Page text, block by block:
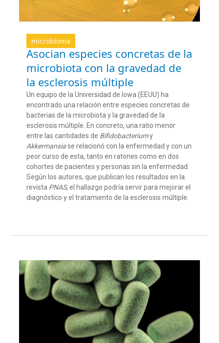
microbioma
Asocian especies concretas de la
microbiota con la gravedad de
la esclerosis múltiple
Un equipo de la Universidad de Iowa (EEUU) ha
encontrado una relación entre especies concretas de
bacterias de la microbiota y la gravedad de la
esclerosis múltiple. En concreto, una ratio menor
entre las cantidades de Bifidobacteriumy
Akkermansiase relacionó con la enfermedad y con un
peor curso de esta, tanto en ratones como en dos
cohortes de pacientes y personas sin la enfermedad.
Según los autores, que publican los resultados en la
revista PNAS, el hallazgo podría servir para mejorar el
diagnóstico y el tratamiento de la esclerosis múltiple.